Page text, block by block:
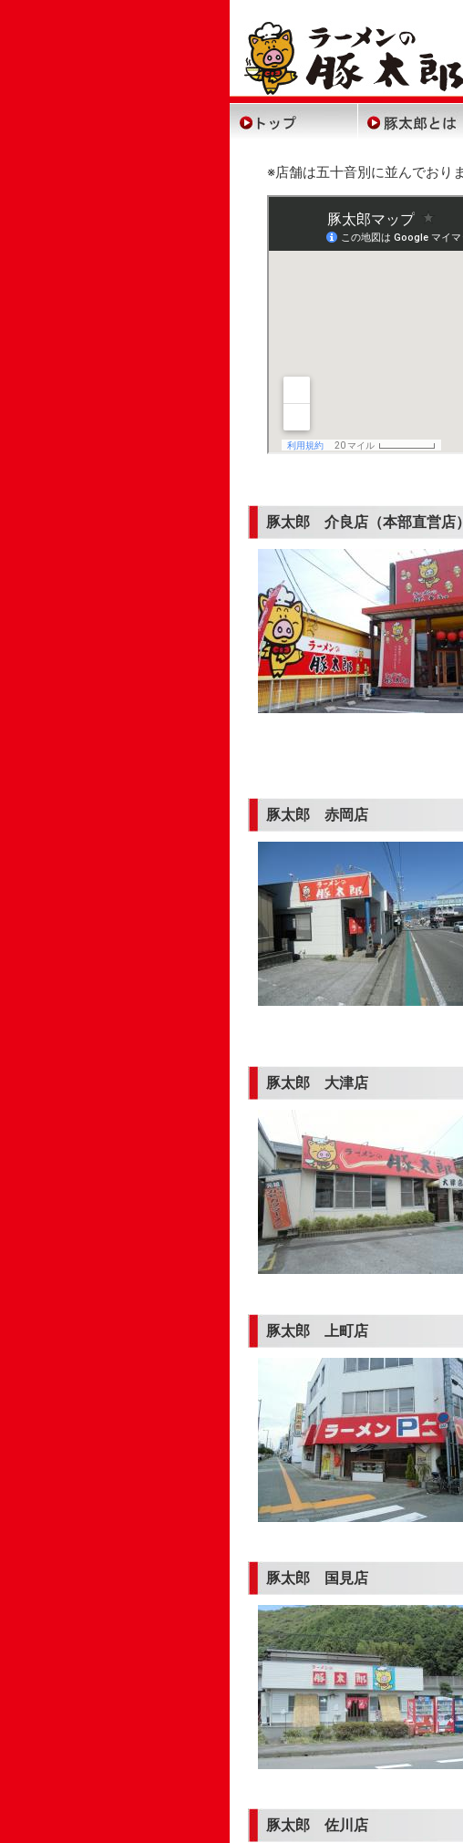
トッ
※店舗は五十音別に並んでおり
豚太郎 介良店（本部直営店）
豚太郎 赤岡店
豚太郎 大津店
豚太郎 上町店
豚太郎 国見店
豚太郎 佐川店